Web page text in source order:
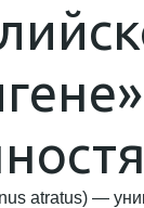
atratus) —